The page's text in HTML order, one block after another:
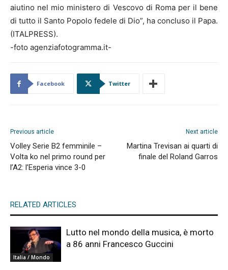
aiutino nel mio ministero di Vescovo di Roma per il bene
di tutto il Santo Popolo fedele di Dio”, ha concluso il Papa.
(ITALPRESS).
-foto agenziafotogramma.it-
Facebook Twitter
Previous article
Volley Serie B2 femminile –
Volta ko nel primo round per
l’A2: l’Esperia vince 3-0
Next article
Martina Trevisan ai quarti di
finale del Roland Garros
RELATED ARTICLES
Italia / Mondo
Lutto nel mondo della musica, è morto
a 86 anni Francesco Guccini